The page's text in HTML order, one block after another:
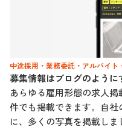
中途採用・業務委託・アルバイト
募集情報はブログのよう
あらゆる雇用形態の求人
件でも掲載できます。自社
に、多くの写真を掲載し